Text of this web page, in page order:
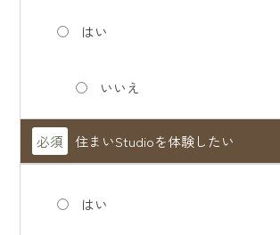
はい
いいえ
必須 住まいStudioを体験したい
はい